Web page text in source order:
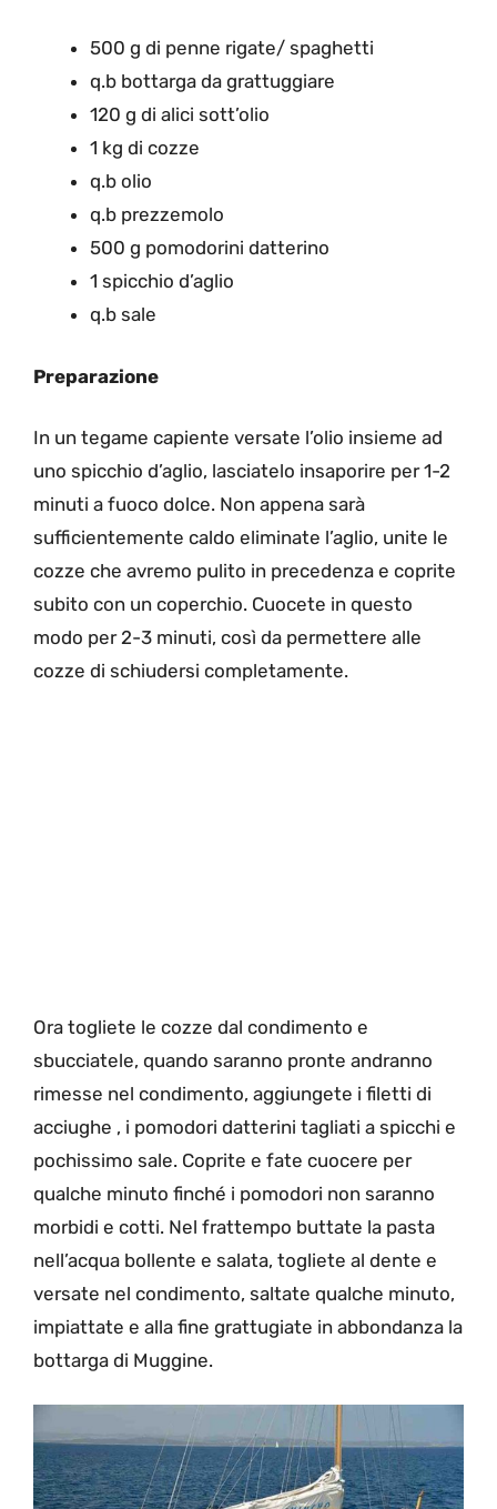
500 g di penne rigate/ spaghetti
q.b bottarga da grattuggiare
120 g di alici sott’olio
1 kg di cozze
q.b olio
q.b prezzemolo
500 g pomodorini datterino
1 spicchio d’aglio
q.b sale
Preparazione
In un tegame capiente versate l’olio insieme ad
uno spicchio d’aglio, lasciatelo insaporire per 1-2
minuti a fuoco dolce. Non appena sarà
sufficientemente caldo eliminate l’aglio, unite le
cozze che avremo pulito in precedenza e coprite
subito con un coperchio. Cuocete in questo
modo per 2-3 minuti, così da permettere alle
cozze di schiudersi completamente.
Ora togliete le cozze dal condimento e
sbucciatele, quando saranno pronte andranno
rimesse nel condimento, aggiungete i filetti di
acciughe , i pomodori datterini tagliati a spicchi e
pochissimo sale. Coprite e fate cuocere per
qualche minuto finché i pomodori non saranno
morbidi e cotti. Nel frattempo buttate la pasta
nell’acqua bollente e salata, togliete al dente e
versate nel condimento, saltate qualche minuto,
impiattate e alla fine grattugiate in abbondanza la
bottarga di Muggine.